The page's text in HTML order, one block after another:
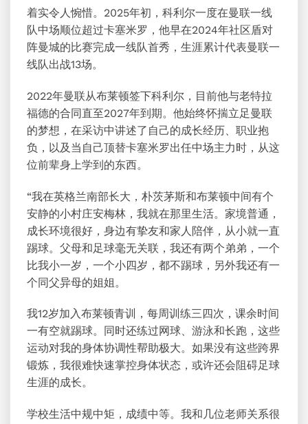
着实令人惋惜。2025年初，科利尔一度在曼联一线
队中场顺位超过卡塞米罗，他早在2024年社区盾对
阵曼城的比赛完成一线队首秀，生涯累计代表曼联一
线队出战13场。
2022年曼联从布莱顿签下科利尔，目前他与老特拉
福德的合同直至2027年到期。他始终怀揣立足曼联
的梦想，在采访中讲述了自己的成长经历、职业抱
负，以及当自己顶替卡塞米罗出任中场主力时，从这
位前辈身上学到的东西。
“我在英格兰南部长大，朴茨茅斯和布莱顿中间有个
安静的小村庄安梅林，我就在那里生活。家境普通，
成长环境很好，身边有挚友和家人陪伴，从小就一直
踢球。父母和足球毫无关联，我还有两个弟弟，一个
比我小一岁，一个小四岁，都不踢球，另外我还有一
个同父异母的姐姐。
我12岁加入布莱顿青训，每周训练三四次，课余时间
一有空就踢球。同时还练过网球、游泳和长跑，这些
运动对我的身体协调性帮助极大。如果没有这些跨界
锻炼，我很难快速掌控身体状态，或许还会阻碍足球
生涯的成长。
学校生活中规中矩，成绩中等。我和几位老师关系很